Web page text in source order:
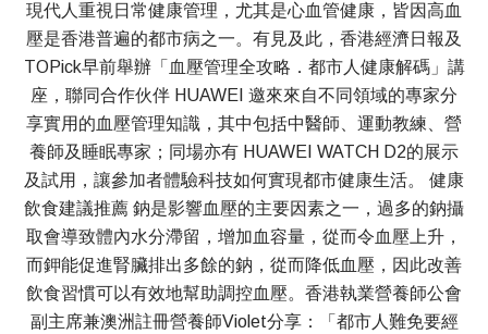
現代人重視日常健康管理，尤其是心血管健康，皆因高血
壓是香港普遍的都市病之一。有見及此，香港經濟日報及
TOPick早前舉辦「血壓管理全攻略．都市人健康解碼」講
座，聯同合作伙伴 HUAWEI 邀來來自不同領域的專家分
享實用的血壓管理知識，其中包括中醫師、運動教練、營
養師及睡眠專家；同場亦有 HUAWEI WATCH D2的展示
及試用，讓參加者體驗科技如何實現都市健康生活。 健康
飲食建議推薦 鈉是影響血壓的主要因素之一，過多的鈉攝
取會導致體內水分滯留，增加血容量，從而令血壓上升，
而鉀能促進腎臟排出多餘的鈉，從而降低血壓，因此改善
飲食習慣可以有效地幫助調控血壓。香港執業營養師公會
副主席兼澳洲註冊營養師Violet分享：「都市人難免要經